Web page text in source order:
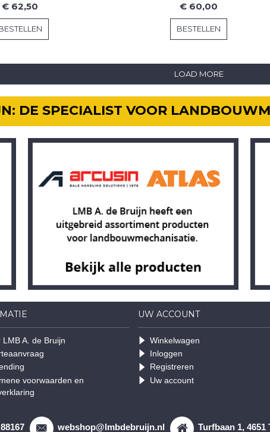
€ 62,50
€ 60,00
BESTELLEN
LOAD MORE
DE SPECIALIST VOOR
LMB A. de Bruijn
voorwaarden en
UW ACCOUNT
Winkelwagen
Inloggen
Registreren
Uw account
webshop@lmbdebruijn.nl Turfbaan 1, 4651